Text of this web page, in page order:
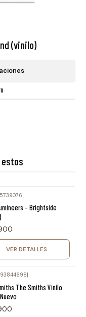
(vinilo)
|
- Brightside
VER DETALLES
The Smiths Vinilo